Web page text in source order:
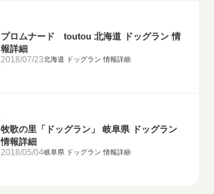
プロムナード toutou 北海道 ドッグラン 情
報詳細
2018/07/23北海道 ドッグラン 情報詳細
牧歌の里「ドッグラン」 岐阜県 ドッグラン
情報詳細
2018/05/04岐阜県 ドッグラン 情報詳細